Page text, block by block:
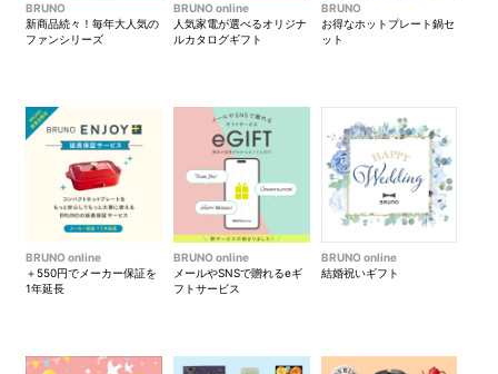
BRUNO
新商品続々！毎年大人気の
ファンシリーズ
BRUNO online
人気家電が選べるオリジナ
ルカタログギフト
BRUNO
お得なホットプレート鍋セ
ット
BRUNO online
＋550円でメーカー保証を
1年延長
BRUNO online
メールやSNSで贈れるeギ
フトサービス
BRUNO online
結婚祝いギフト